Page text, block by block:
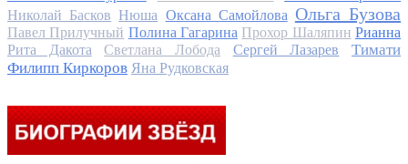
Николай Басков Нюша Оксана Самойлова Ольга Бузова
Павел Прилучный Полина Гагарина Прохор Шаляпин Рианна
Рита Дакота
Светлана Лобода Сергей Лазарев
Тимати
Филипп Киркоров Яна Рудковская